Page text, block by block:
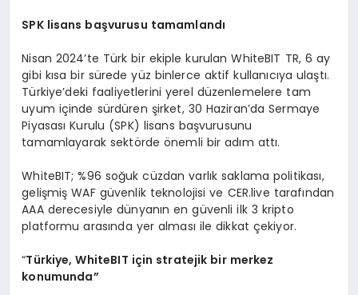
SPK lisans başvurusu tamamlandı
Nisan 2024’te Türk bir ekiple kurulan WhiteBIT TR, 6 ay
gibi kısa bir sürede yüz binlerce aktif kullanıcıya ulaştı.
Türkiye’deki faaliyetlerini yerel düzenlemelere tam
uyum içinde sürdüren şirket, 30 Haziran’da Sermaye
Piyasası Kurulu (SPK) lisans başvurusunu
tamamlayarak sektörde önemli bir adım attı.
WhiteBIT; %96 soğuk cüzdan varlık saklama politikası,
gelişmiş WAF güvenlik teknolojisi ve CER.live tarafından
AAA derecesiyle dünyanın en güvenli ilk 3 kripto
platformu arasında yer alması ile dikkat çekiyor.
“Türkiye, WhiteBIT için stratejik bir merkez
konumunda”